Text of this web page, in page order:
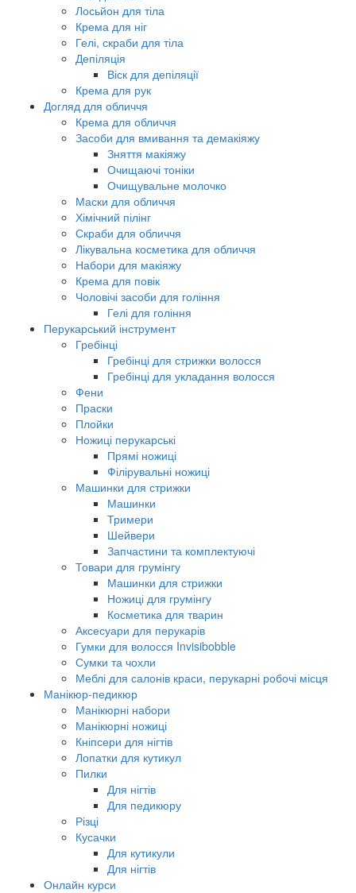
Лосьйон для тіла
Крема для ніг
Гелі, скраби для тіла
Депіляція
Віск для депіляції
Крема для рук
Догляд для обличчя
Крема для обличчя
Засоби для вмивання та демакіяжу
Зняття макіяжу
Очищаючі тоніки
Очищувальне молочко
Маски для обличчя
Хімічний пілінг
Скраби для обличчя
Лікувальна косметика для обличчя
Набори для макіяжу
Крема для повік
Чоловічі засоби для гоління
Гелі для гоління
Перукарський інструмент
Гребінці
Гребінці для стрижки волосся
Гребінці для укладання волосся
Фени
Праски
Плойки
Ножиці перукарські
Прямі ножиці
Філірувальні ножиці
Машинки для стрижки
Машинки
Тримери
Шейвери
Запчастини та комплектуючі
Товари для грумінгу
Машинки для стрижки
Ножиці для грумінгу
Косметика для тварин
Аксесуари для перукарів
Гумки для волосся Invisibobble
Сумки та чохли
Меблі для салонів краси, перукарні робочі місця
Манікюр-педикюр
Манікюрні набори
Манікюрні ножиці
Кніпсери для нігтів
Лопатки для кутикул
Пилки
Для нігтів
Для педикюру
Різці
Кусачки
Для кутикули
Для нігтів
Онлайн курси